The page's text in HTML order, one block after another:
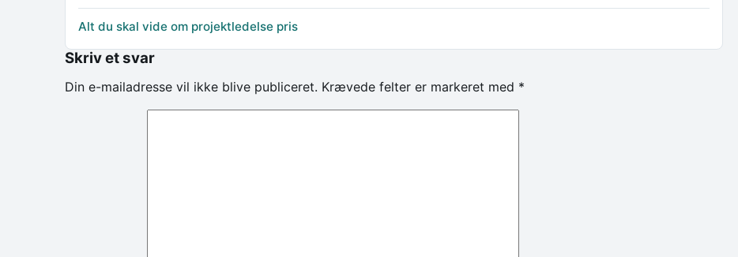
Alt du skal vide om projektledelse pris
Skriv et svar
Din e-mailadresse vil ikke blive publiceret. Krævede felter er markeret med *